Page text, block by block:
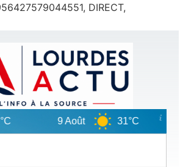
DIRECT,
9 Août 31°C